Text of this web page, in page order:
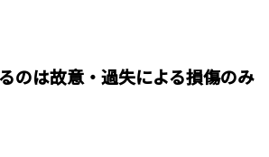
のは故意・過失による損傷のみ